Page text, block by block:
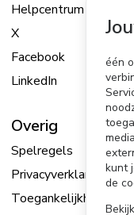
één
kunt
de
Helpcentrum
X
Facebook
LinkedIn
Overig
Spelregels
Privacyverklaring